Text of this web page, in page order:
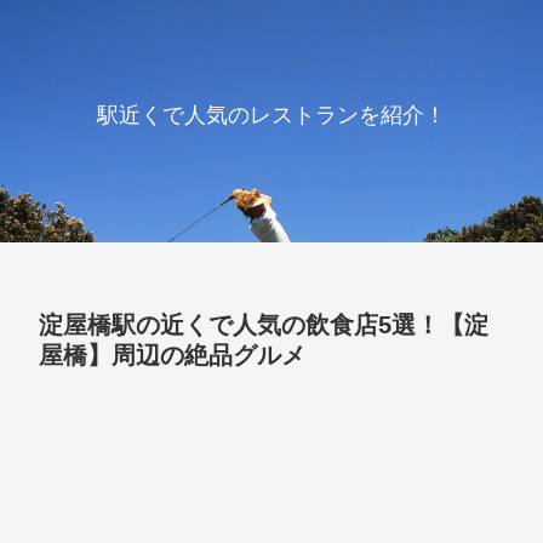
駅近くで人気のレストランを紹介！
淀屋橋駅の近くで人気の飲食店5選！【淀
屋橋】周辺の絶品グルメ